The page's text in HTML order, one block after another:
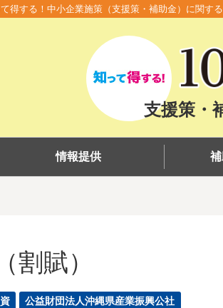
得する！中小企業施策（支援策・補助金）に関す
支援策・
情報提供
割賦）
公益財団法人沖縄県産業振興公社